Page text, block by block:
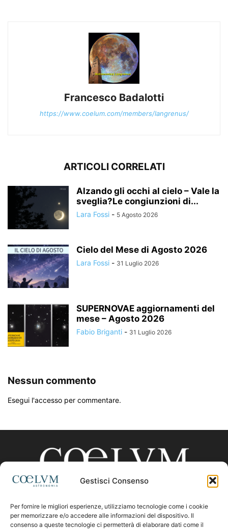
Gestisci Consenso
Per fornire le migliori esperienze, utilizziamo tecnologie come i cookie
per memorizzare e/o accedere alle informazioni del dispositivo. Il
consenso a queste tecnologie ci permetterà di elaborare dati come il
Francesco Badalotti
https://www.coelum.com/members/langrenus/
ARTICOLI CORRELATI
Alzando gli occhi al cielo – Vale la
sveglia?Le congiunzioni di...
Lara Fossi - 5 Agosto 2026
Cielo del Mese di Agosto 2026
Lara Fossi - 31 Luglio 2026
SUPERNOVAE aggiornamenti del
mese – Agosto 2026
Fabio Briganti - 31 Luglio 2026
Nessun commento
Esegui l'accesso per commentare.
CHI SIAMO